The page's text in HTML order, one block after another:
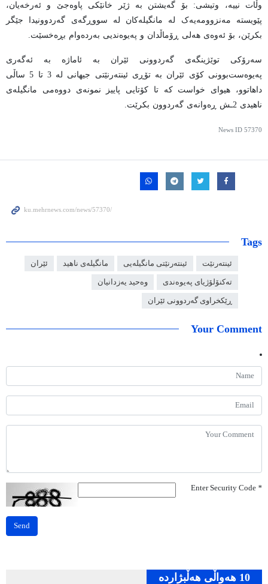
وڵات نییە، وتیشی: بۆ گەیشتن بە ژێر خانێکی پاوەجێ و ئەرخەیان،
پێویستە مەنزوومەیەک لە مانگیلەکان لە سووڕگەی گەردوونیدا جێگر
بکرێن، بۆ ئەوەی هەلی ڕۆماڵدان و پەیوەندیی بەردەوام بڕەخسێت.
سەرۆکی توێژینگەی گەردوونی ئێران بە ئاماژە بە ئەگەری
پەیوەست‌بوونی کۆی ئێران بە تۆڕی ئینتەرنێتی جیهانی لە 3 تا 5 ساڵی
داهاتوو، هیوای خواست کە تا کۆتایی پاییز نمونەی دووەمی مانگیلەی
ناهیدی 2ـش ڕەوانەی گەردوون بکرێت.
News ID 57370
Tags
ئینتەرنێت ئینتەرنێتی مانگیلەیی مانگیلەی ناهید ئێران
تەکنۆلۆژیای پەیوەندی وەحید یەزدانیان
ڕێکخراوی گەردوونی ئێران
Your Comment
*
Send
10 هه‌واڵی هه‌ڵبژارده‌